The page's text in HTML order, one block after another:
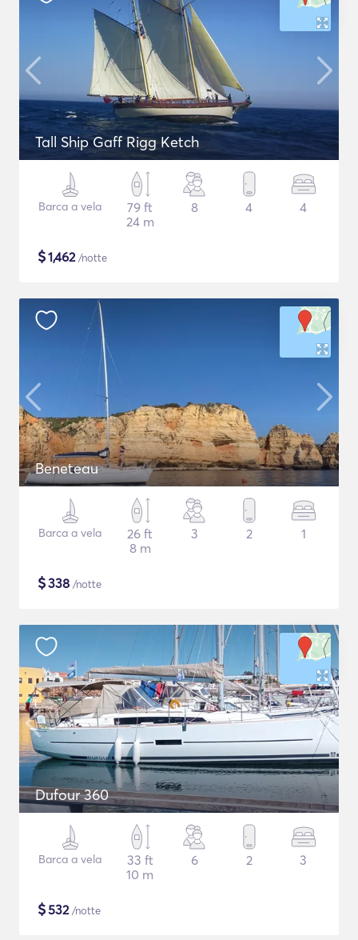
Tall Ship Gaff Rigg Ketch
Barca a vela
79 ft
24 m
8 4 4
$1,462/notte
Beneteau
Barca a vela
26 ft
8 m
3 2 1
$338 /notte
Dufour 360
Barca a vela
33 ft
10 m
6 2 3
$532/notte